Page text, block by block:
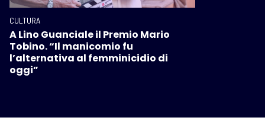
CULTURA
A Lino Guanciale il Premio Mario
Tobino. “Il manicomio fu
l’alternativa al femminicidio di
oggi”